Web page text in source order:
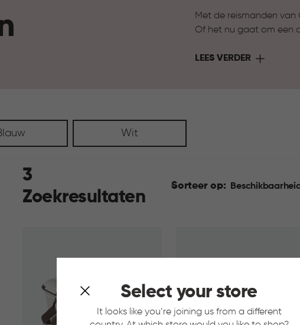
Select your store
It looks like you’re joining us from a different
Met de reismanden van
Of het nu gaat om een
LEES VERDER
Wit
Sorteer op: Beschikbaarheid
3
Zoekresultaten